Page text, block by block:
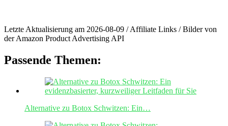
Letzte Aktualisierung am 2026-08-09 / Affiliate Links / Bilder von
der Amazon Product Advertising API
Passende Themen:
Alternative zu Botox Schwitzen: Ein…